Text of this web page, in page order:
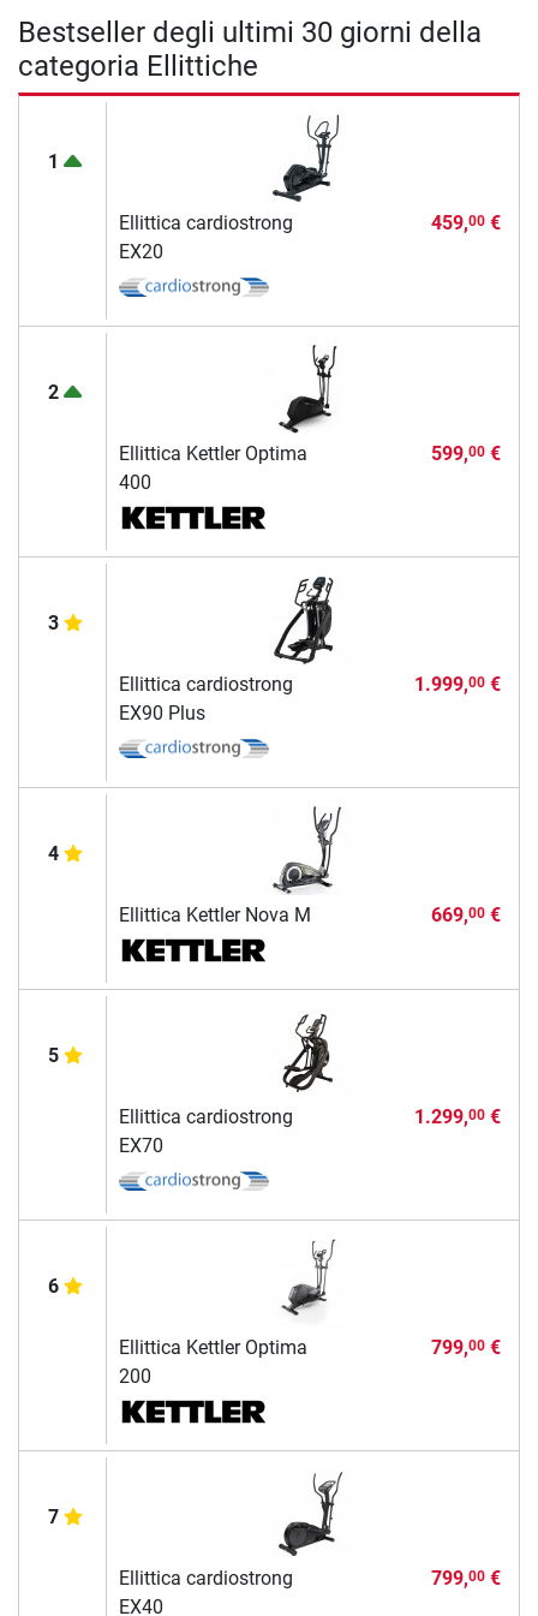
Bestseller degli ultimi 30 giorni della
categoria Ellittiche
1
Ellittica cardiostrong
EX20
459,00€
2
Ellittica Kettler Optima
400
599,00€
3
Ellittica cardiostrong
EX90 Plus
1.999,00€
4
Ellittica Kettler Nova M 669,00€
5
Ellittica cardiostrong
EX70
1.299,00€
6
Ellittica Kettler Optima
200
799,00€
7
Ellittica cardiostrong
EX40
799,00€